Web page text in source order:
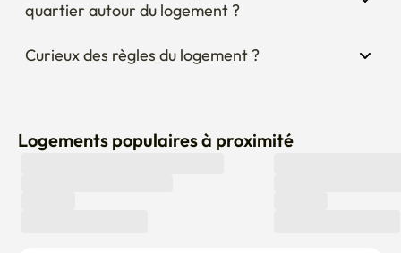
quartier autour du logement ?
Curieux des règles du logement ?
Logements populaires à proximité